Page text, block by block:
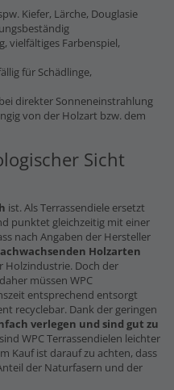
Kiefer, Lärche, Douglasie
vielfältiges Farbenspiel,
für Schädlinge,
direkter Sonneneinstrahlung
von der Holzart bzw. dem
Sicht
ist. Als Terrassendiele ersetzt
punktet gleichzeitig mit einer
nach Angaben der Hersteller
Holzarten
Holzindustrie. Doch der
müssen WPC
entsprechend entsorgt
recyclebar. Dank der geringen
verlegen und sind gut zu
WPC Terrassendielen leichter
Kauf ist darauf zu achten, dass
der Naturfasern und der